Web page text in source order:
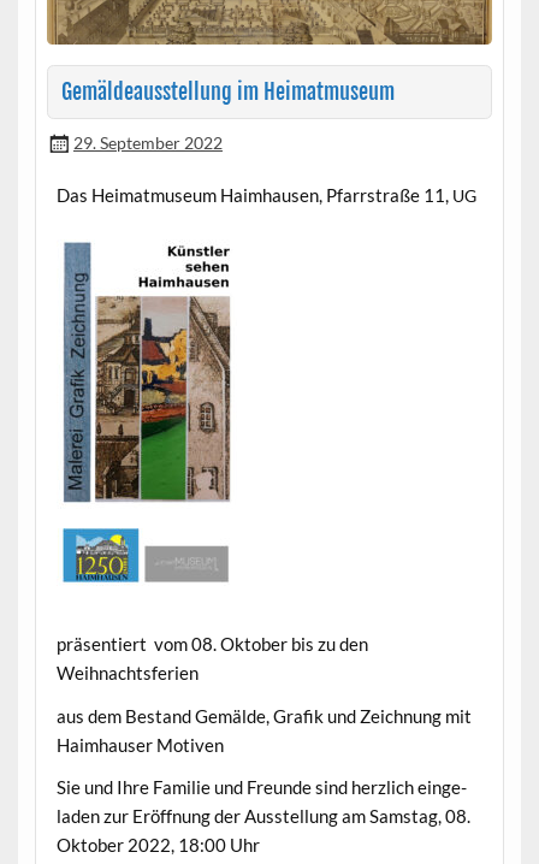
Gemäldeausstellung im Heimatmuseum
29. September 2022
Das Heimat­mu­se­um Haimhausen, Pfarrstraße 11, UG
präsen­tiert vom 08. Okto­ber bis zu den
Weihnachtsferien
aus dem Bestand Gemälde, Grafik und Zeich­nung mit
Haimhauser Motiven
Sie und Ihre Fam­i­lie und Fre­unde sind her­zlich ein­ge­
laden zur Eröff­nung der Ausstel­lung am Sam­stag, 08.
Okto­ber 2022, 18:00 Uhr